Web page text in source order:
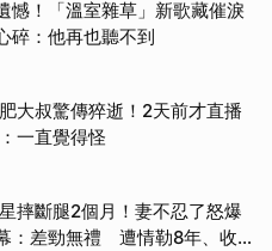
憾！「溫室雜草」新歌藏催淚
：他再也聽不到
大叔驚傳猝逝！2天前才直播
一直覺得怪
摔斷腿2個月！妻不忍了怒爆
：差勁無禮 遭情勒8年、收